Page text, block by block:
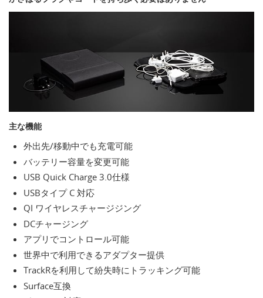
主な機能
外出先/移動中でも充電可能
バッテリー容量を変更可能
USB Quick Charge 3.0仕様
USBタイプ C 対応
QI ワイヤレスチャージジング
DCチャージング
アプリでコントロール可能
世界中で利用できるアダプター提供
TrackRを利用して紛失時にトラッキング可能
Surface互換